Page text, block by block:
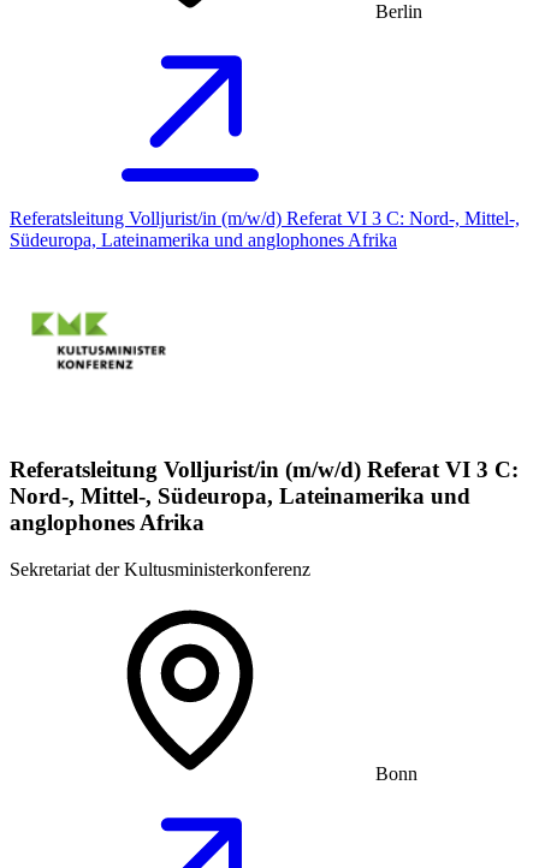
Berlin
Referatsleitung Volljurist/in (m/w/d) Referat VI 3 C: Nord-, Mittel-,
Südeuropa, Lateinamerika und anglophones Afrika
Referatsleitung Volljurist/in (m/w/d) Referat VI 3 C:
Nord-, Mittel-, Südeuropa, Lateinamerika und
anglophones Afrika
Sekretariat der Kultusministerkonferenz
Bonn